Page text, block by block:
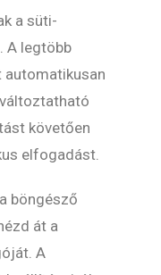
a süti-
A legtöbb
automatikusan
követően
elfogadást.
böngésző
át a
A